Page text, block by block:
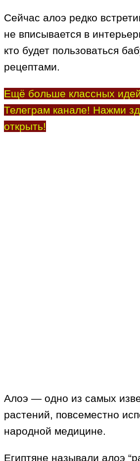
Сейчас алоэ редко
не вписывается в
кто будет пользоваться
рецептами.
Ещё больше классных
Телеграм канале! Нажми
открыть!
Алоэ — одно из самых
растений, повсеместно
народной медицине.
Египтяне называли алоэ